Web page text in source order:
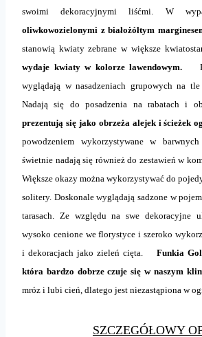
swoimi dekoracyjnymi liśćmi. W
oliwkowozielonymi z białożółtym
stanowią kwiaty zebrane w większe
wydaje kwiaty w kolorze lawendowym.
wyglądają w nasadzeniach grupowych na tle
Nadają się do posadzenia na rabatach i
prezentują się jako obrzeża alejek i ścieżek
powodzeniem wykorzystywane w
świetnie nadają się również do zestawień w
Większe okazy można wykorzystywać do
solitery. Doskonale wyglądają sadzone w
tarasach. Ze względu na swe dekoracyjne
wysoko cenione we florystyce i szeroko
i dekoracjach jako zieleń cięta.
Funkia
która bardzo dobrze czuje się w naszym
mróz i lubi cień, dlatego jest niezastąpiona w
SZCZEGÓŁOWY